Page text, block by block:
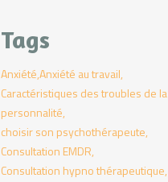
Tags
AnxiétéAnxiété au travail
Caractéristiques des troubles de la
personnalité
choisir son psychothérapeute
Consultation EMDR
Consultation hypno thérapeutique